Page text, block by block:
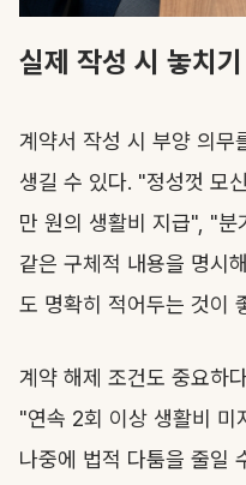
실제 작성 시 놓치
계약서 작성 시 부양 의무
생길 수 있다. "정성껏 모
만 원의 생활비 지급", "
같은 구체적 내용을 명시
도 명확히 적어두는 것이
계약 해제 조건도 중요하
"연속 2회 이상 생활비 미
나중에 법적 다툼을 줄일